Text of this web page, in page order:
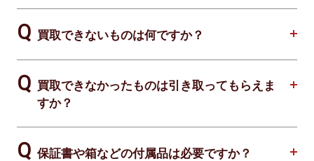
買取できないものは何ですか？
買取できなかったものは引き取ってもらえま
すか？
保証書や箱などの付属品は必要ですか？